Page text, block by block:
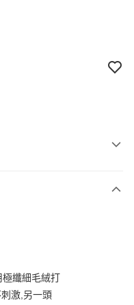
纖細毛絨打
激,另一頭